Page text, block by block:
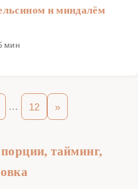
и миндалём
мин
… 12 »
тайминг,